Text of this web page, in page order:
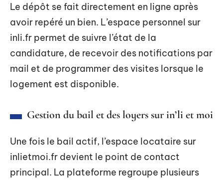
Le dépôt se fait directement en ligne après
avoir repéré un bien. L’espace personnel sur
inli.fr permet de suivre l’état de la
candidature, de recevoir des notifications par
mail et de programmer des visites lorsque le
logement est disponible.
Gestion du bail et des loyers sur in’li et moi
Une fois le bail actif, l’espace locataire sur
inlietmoi.fr devient le point de contact
principal. La plateforme regroupe plusieurs